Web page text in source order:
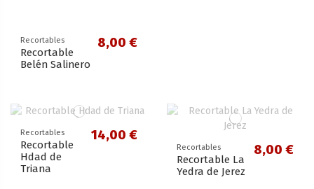
Recortables
Recortable
Belén Salinero
8,00 €
Recortables
Recortable
Hdad de
Triana
14,00 €
Recortables
Recortable La
Yedra de Jerez
8,00 €